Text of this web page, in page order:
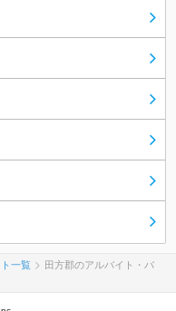
一覧
田方郡のアルバイト・バ